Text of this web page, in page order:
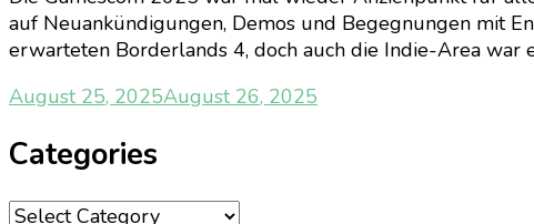
auf Neuankündigungen, Demos und Begegnungen mit
erwarteten Borderlands 4, doch auch die Indie-Area war
August 25, 2025August 26, 2025
Categories
Categories